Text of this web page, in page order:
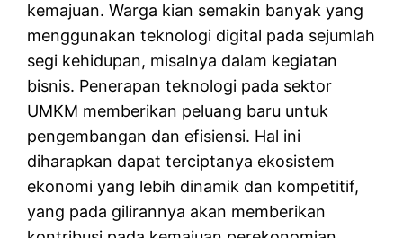
kemajuan. Warga kian semakin banyak yang
menggunakan teknologi digital pada sejumlah
segi kehidupan, misalnya dalam kegiatan
bisnis. Penerapan teknologi pada sektor
UMKM memberikan peluang baru untuk
pengembangan dan efisiensi. Hal ini
diharapkan dapat terciptanya ekosistem
ekonomi yang lebih dinamik dan kompetitif,
yang pada gilirannya akan memberikan